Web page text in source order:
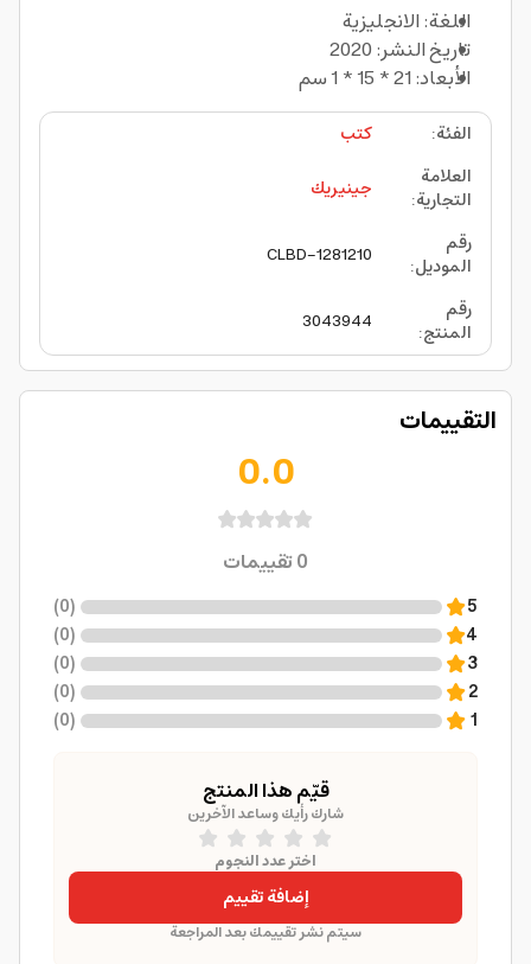
اللغة: الانجليزية
تاريخ النشر: 2020
الأبعاد: 21 * 15 * 1 سم
الفئة:
كتب
العلامة
التجارية:
جينيريك
رقم
الموديل:
CLBD-1281210
رقم
المنتج:
3043944
التقييمات
0.0
0تقييمات
5
(
0
)
4
(
0
)
3
(
0
)
2
(
0
)
1
(
0
)
قيّم هذا المنتج
شارك رأيك وساعد الآخرين
اختر عدد النجوم
إضافة تقييم
سيتم نشر تقييمك بعد المراجعة